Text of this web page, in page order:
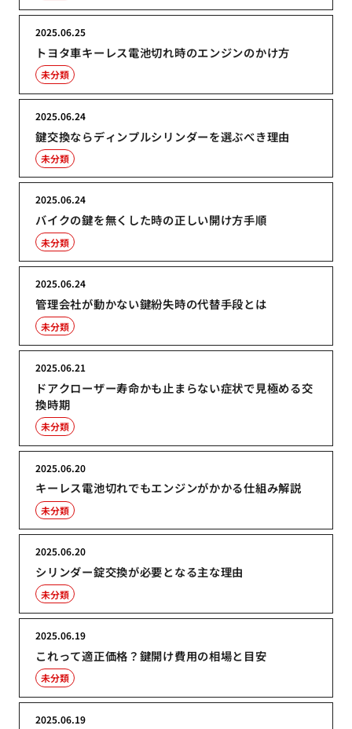
トヨタ車キーレス電池切れ時のエンジンのかけ方
2025.06.25
未分類
鍵交換ならディンプルシリンダーを選ぶべき理由
2025.06.24
未分類
バイクの鍵を無くした時の正しい開け方手順
2025.06.24
未分類
管理会社が動かない鍵紛失時の代替手段とは
2025.06.24
未分類
ドアクローザー寿命かも止まらない症状で見極める交
換時期
2025.06.21
未分類
キーレス電池切れでもエンジンがかかる仕組み解説
2025.06.20
未分類
シリンダー錠交換が必要となる主な理由
2025.06.20
未分類
これって適正価格？鍵開け費用の相場と目安
2025.06.19
未分類
2025.06.19